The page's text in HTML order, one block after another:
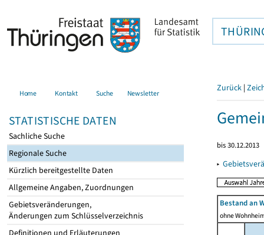
Home Kontakt Suche Newsletter
STATISTISCHE DATEN
Sachliche Suche
Regionale Suche
Kürzlich bereitgestellte Daten
Allgemeine Angaben, Zuordnungen
Gebietsveränderungen,
Änderungen zum Schlüsselverzeichnis
Zurück |
bis 30.12.2013
▸
Bestand an
ohne